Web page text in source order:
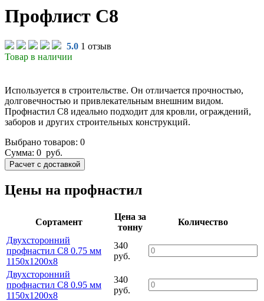
Профлист С8
5.0 1 отзыв
Товар в наличии
Используется в строительстве. Он отличается прочностью,
долговечностью и привлекательным внешним видом.
Профнастил С8 идеально подходит для кровли, ограждений,
заборов и других строительных конструкций.
Выбрано товаров: 0
Сумма: 0 руб.
Цены на профнастил
Сортамент
Цена за
тонну
Количество
Двухсторонний
профнастил С8 0.75 мм
1150х1200х8
340
руб.
Двухсторонний
профнастил С8 0.95 мм
1150х1200х8
340
руб.